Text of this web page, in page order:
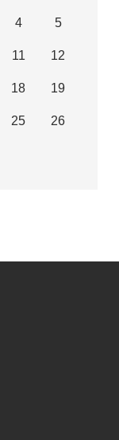
4 5
11 12
18 19
25 26